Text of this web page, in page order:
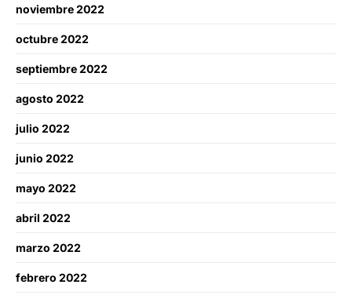
noviembre 2022
octubre 2022
septiembre 2022
agosto 2022
julio 2022
junio 2022
mayo 2022
abril 2022
marzo 2022
febrero 2022